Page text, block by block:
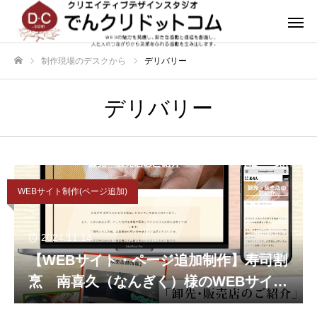
制作現場のデスクから デリバリー
デリバリー
WEBサイト制作(ページ追加)
2024.11.14
【WEBサイト・ページ追加制作】寿司割
烹 南喜久（なんぎく）様のWEBサイ
ト・ページ追加分を制作させていただき